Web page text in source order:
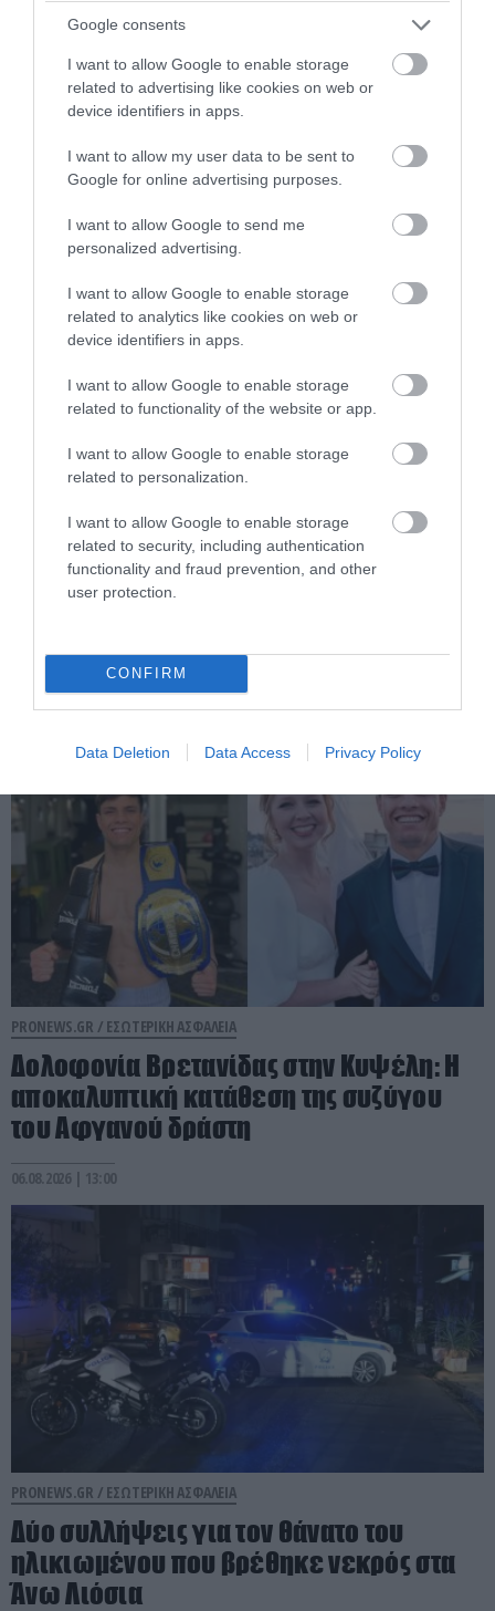
Google consents
I want to allow Google to enable storage
related to advertising like cookies on web or
device identifiers in apps.
I want to allow my user data to be sent to
Google for online advertising purposes.
I want to allow Google to send me
personalized advertising.
I want to allow Google to enable storage
related to analytics like cookies on web or
device identifiers in apps.
I want to allow Google to enable storage
related to functionality of the website or app.
I want to allow Google to enable storage
related to personalization.
I want to allow Google to enable storage
related to security, including authentication
functionality and fraud prevention, and other
user protection.
CONFIRM
Data Deletion Data Access Privacy Policy
PRONEWS.GR /ΕΣΩΤΕΡΙΚΗ ΑΣΦΑΛΕΙΑ
θάνατος του 90χρονου που βρέθηκε σε
καταψύκτη ξενοδοχείου
06.08.2026 | 13:45
PRONEWS.GR / ΕΣΩΤΕΡΙΚΗ ΑΣΦΑΛΕΙΑ
Λάρισα: Συνελήφθησαν δύο 60χρονοι
για τον χαλκό
06.08.2026 | 13:42
PRONEWS.GR / ΕΣΩΤΕΡΙΚΗ ΑΣΦΑΛΕΙΑ
Δολοφονία Βρετανίδας στην Κυψέλη: Η
αποκαλυπτική κατάθεση της συζύγου
του Αφγανού δράστη
06.08.2026 | 13:00
PRONEWS.GR / ΕΣΩΤΕΡΙΚΗ ΑΣΦΑΛΕΙΑ
Δύο συλλήψεις για τον θάνατο του
ηλικιωμένου που βρέθηκε νεκρός στα
Άνω Λιόσια